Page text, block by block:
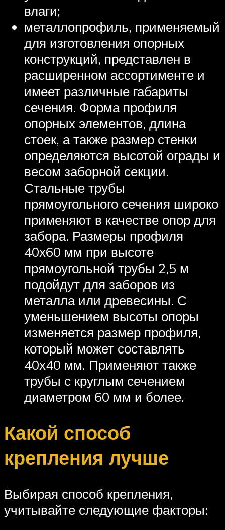
влаги;
металлопрофиль, применяемый
для изготовления опорных
конструкций, представлен в
расширенном ассортименте и
имеет различные габариты
сечения. Форма профиля
опорных элементов, длина
стоек, а также размер стенки
определяются высотой ограды и
весом заборной секции.
Стальные трубы
прямоугольного сечения широко
применяют в качестве опор для
забора. Размеры профиля
40х60 мм при высоте
прямоугольной трубы 2,5 м
подойдут для заборов из
металла или древесины. С
уменьшением высоты опоры
изменяется размер профиля,
который может составлять
40х40 мм. Применяют также
трубы с круглым сечением
диаметром 60 мм и более.
Какой способ
крепления лучше
Выбирая способ крепления,
учитывайте следующие факторы: